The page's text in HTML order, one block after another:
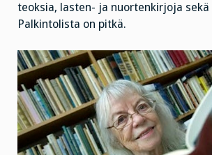
teoksia, lasten- ja nuortenkirjoja sekä
Palkintolista on pitkä.